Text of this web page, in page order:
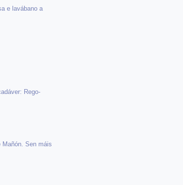
e lavábano a
Rego-
Sen máis